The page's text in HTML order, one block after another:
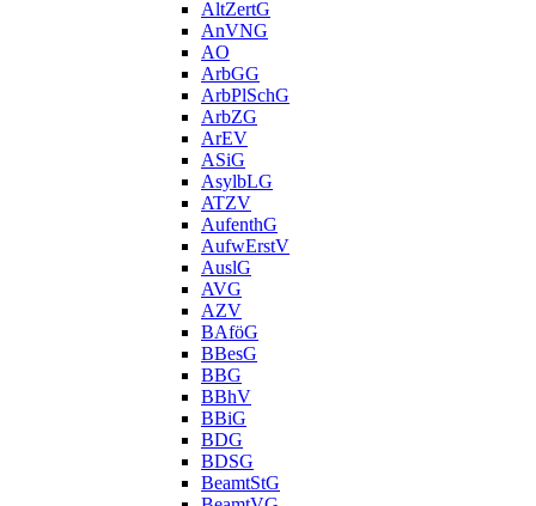
AltZertG
AnVNG
AO
ArbGG
ArbPlSchG
ArbZG
ArEV
ASiG
AsylbLG
ATZV
AufenthG
AufwErstV
AuslG
AVG
AZV
BAföG
BBesG
BBG
BBhV
BBiG
BDG
BDSG
BeamtStG